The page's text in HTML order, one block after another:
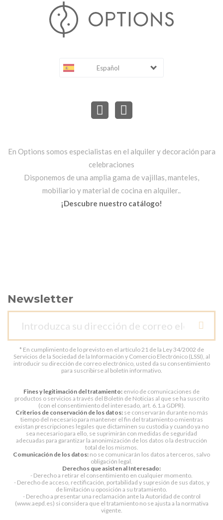
Español
En Options somos especialistas en el alquiler y decoración para
celebraciones
Disponemos de una amplia gama de vajillas, manteles,
mobiliario y material de cocina en alquiler..
¡Descubre nuestro catálogo!
Newsletter
* En cumplimiento de lo previsto en el artículo 21 de la Ley 34/2002 de
Servicios de la Sociedad de la Información y Comercio Electrónico (LSSI), al
introducir su dirección de correo electrónico, usted da su consentimiento
para suscribirse al boletín informativo.
Fines y legitimación del tratamiento: envío de comunicaciones de
productos o servicios a través del Boletín de Noticias al que se ha suscrito
(con el consentimiento del interesado, art. 6.1.a GDPR).
Criterios de conservación de los datos:se conservarán durante no más
tiempo del necesario para mantener el fin del tratamiento o mientras
existan prescripciones legales que dictaminen su custodia y cuando ya no
sea necesario para ello, se suprimirán con medidas de seguridad
adecuadas para garantizar la anonimización de los datos o la destrucción
total de los mismos.
Comunicación de los datos: no se comunicarán los datos a terceros, salvo
obligación legal.
Derechos que asisten al Interesado:
- Derecho a retirar el consentimiento en cualquier momento.
- Derecho de acceso, rectificación, portabilidad y supresión de sus datos, y
de limitación u oposición a su tratamiento.
- Derecho a presentar una reclamación ante la Autoridad de control
(www.aepd.es) si considera que el tratamiento no se ajusta a la normativa
vigente.